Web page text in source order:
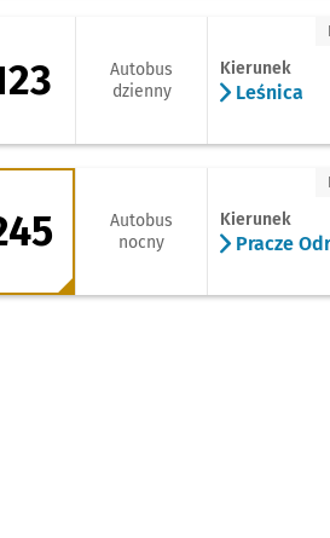
Autobus
dzienny
Kierunek
Leśnica
- kierunek Pracze
Autobus
nocny
Kierunek
Pracze